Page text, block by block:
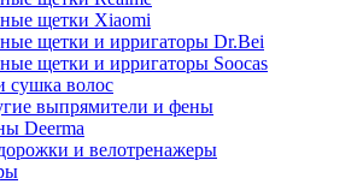
щетки Xiaomi
щетки и ирригаторы Dr.Bei
щетки и ирригаторы Soocas
сушка волос
выпрямители и фены
Deerma
и велотренажеры